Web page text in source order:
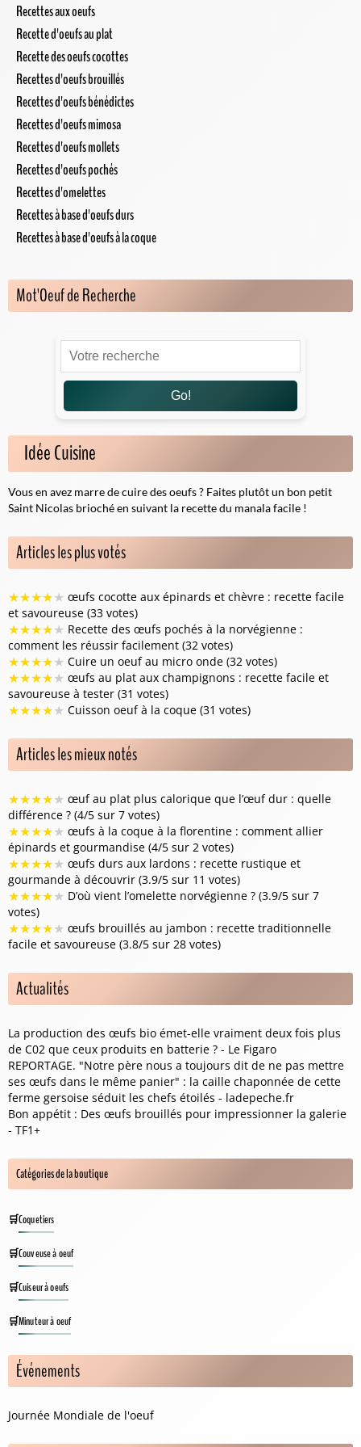
Recettes aux oeufs
Recette d'oeufs au plat
Recette des oeufs cocottes
Recettes d'oeufs brouillés
Recettes d'oeufs bénédictes
Recettes d'oeufs mimosa
Recettes d'oeufs mollets
Recettes d'oeufs pochés
Recettes d'omelettes
Recettes à base d'oeufs durs
Recettes à base d'oeufs à la coque
Mot'Oeuf de Recherche
Go!
Idée Cuisine
Vous en avez marre de cuire des oeufs ? Faites plutôt un bon petit
Saint Nicolas brioché en suivant la recette du manalafacile !
Articles les plus votés
★★★★★ œufs cocotte aux épinards et chèvre : recette facile
et savoureuse (33 votes)
★★★★★ Recette des œufs pochés à la norvégienne :
comment les réussir facilement (32 votes)
★★★★★ Cuire un oeuf au micro onde (32 votes)
★★★★★ œufs au plat aux champignons : recette facile et
savoureuse à tester (31 votes)
★★★★★ Cuisson oeuf à la coque (31 votes)
Articles les mieux notés
★★★★★ œuf au plat plus calorique que l’œuf dur : quelle
différence ? (4/5 sur 7 votes)
★★★★★ œufs à la coque à la florentine : comment allier
épinards et gourmandise (4/5 sur 2 votes)
★★★★★ œufs durs aux lardons : recette rustique et
gourmande à découvrir (3.9/5 sur 11 votes)
★★★★★ D’où vient l’omelette norvégienne ? (3.9/5 sur 7
votes)
★★★★★ œufs brouillés au jambon : recette traditionnelle
facile et savoureuse (3.8/5 sur 28 votes)
Actualités
La production des œufs bio émet-elle vraiment deux fois plus
de C02 que ceux produits en batterie ? - Le Figaro
REPORTAGE. "Notre père nous a toujours dit de ne pas mettre
ses œufs dans le même panier" : la caille chaponnée de cette
ferme gersoise séduit les chefs étoilés - ladepeche.fr
Bon appétit : Des œufs brouillés pour impressionner la galerie
- TF1+
Catégories de la boutique
Coquetiers
Couveuse à oeuf
Cuiseur à oeufs
Minuteur à oeuf
Événements
Journée Mondiale de l'oeuf